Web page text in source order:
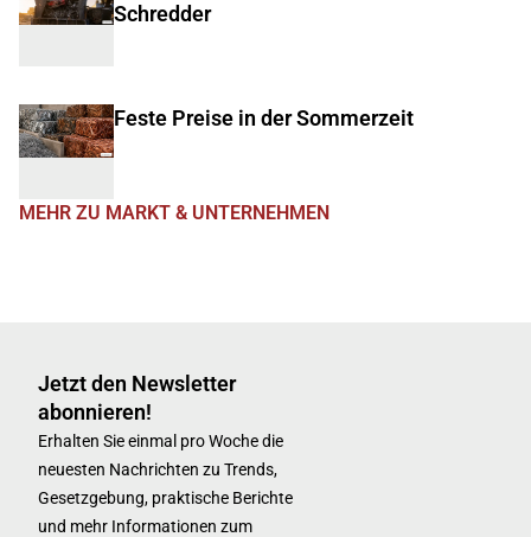
Schredder
Feste Preise in der Sommerzeit
MEHR ZU MARKT & UNTERNEHMEN
Jetzt den Newsletter
abonnieren!
Erhalten Sie einmal pro Woche die
neuesten Nachrichten zu Trends,
Gesetzgebung, praktische Berichte
und mehr Informationen zum